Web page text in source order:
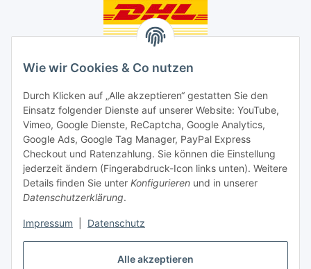
Alle akzeptieren
Wie wir Cookies & Co nutzen
Durch Klicken auf „Alle akzeptieren“ gestatten Sie den
Einsatz folgender Dienste auf unserer Website: YouTube,
Vimeo, Google Dienste, ReCaptcha, Google Analytics,
Google Ads, Google Tag Manager, PayPal Express
Checkout und Ratenzahlung. Sie können die Einstellung
jederzeit ändern (Fingerabdruck-Icon links unten). Weitere
Details finden Sie unter Konfigurieren und in unserer
Datenschutzerklärung.
Impressum Datenschutz
Social Media
Unsere Dienstleistungen
Lampenreparatur
Lichtservice für Senioren
Vertrag widerrufen